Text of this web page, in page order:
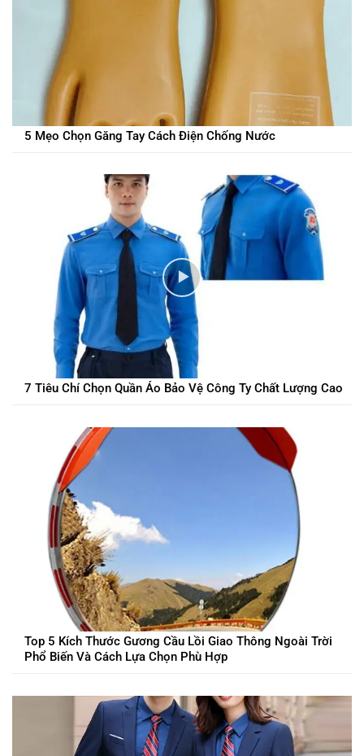
5 Mẹo Chọn Găng Tay Cách Điện Chống Nước
7 Tiêu Chí Chọn Quần Áo Bảo Vệ Công Ty Chất Lượng Cao
Top 5 Kích Thước Gương Cầu Lồi Giao Thông Ngoài Trời
Phổ Biến Và Cách Lựa Chọn Phù Hợp